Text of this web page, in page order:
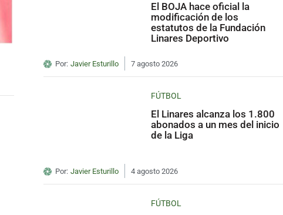
El BOJA hace oficial la
modificación de los
estatutos de la Fundación
Linares Deportivo
Por: Javier Esturillo 7 agosto 2026
FÚTBOL
El Linares alcanza los 1.800
abonados a un mes del inicio
de la Liga
Por: Javier Esturillo 4 agosto 2026
FÚTBOL